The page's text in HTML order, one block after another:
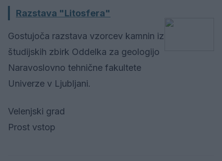
Razstava "Litosfera"
Gostujoča razstava vzorcev kamnin iz
študijskih zbirk Oddelka za geologijo
Naravoslovno tehnične fakultete
Univerze v Ljubljani.
Velenjski grad
Prost vstop